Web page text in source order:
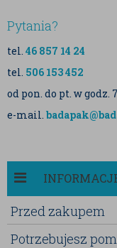
Pytania?
tel. 46 857 14 24
tel. 506 153 452
od pon. do pt. w godz.
e-mail.
Przed zakupem
Potrzebujesz